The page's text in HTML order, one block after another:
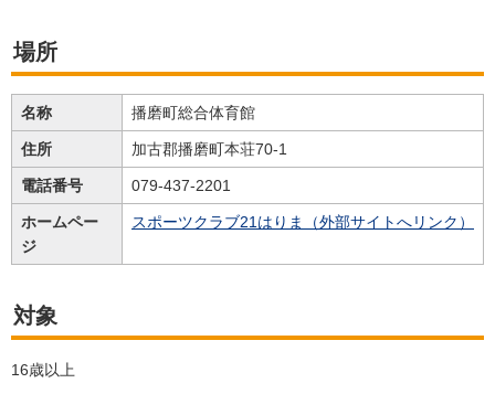
場所
名称 播磨町総合体育館
住所 加古郡播磨町本荘70-1
電話番号 079-437-2201
ホームペー
ジ
スポーツクラブ21はりま（外部サイトへリンク）
対象
16歳以上